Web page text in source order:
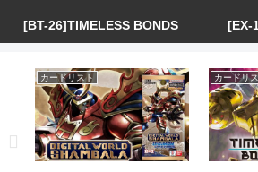
[BT-26]TIMELESS BONDS [EX-
カードリスト カードリ